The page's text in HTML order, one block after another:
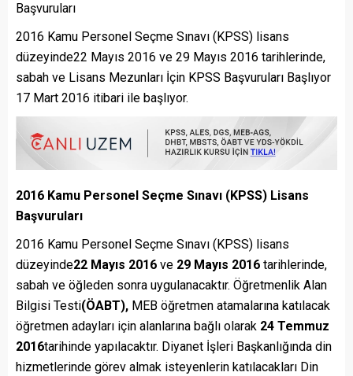
Başvuruları
2016 Kamu Personel Seçme Sınavı (KPSS) lisans
düzeyinde22 Mayıs 2016 ve 29 Mayıs 2016 tarihlerinde,
sabah ve Lisans Mezunları İçin KPSS Başvuruları Başlıyor
17 Mart 2016 itibari ile başlıyor.
2016 Kamu Personel Seçme Sınavı (KPSS) Lisans
Başvuruları
2016 Kamu Personel Seçme Sınavı (KPSS) lisans
düzeyinde22 Mayıs 2016 ve 29 Mayıs 2016 tarihlerinde,
sabah ve öğleden sonra uygulanacaktır. Öğretmenlik Alan
Bilgisi Testi(ÖABT), MEB öğretmen atamalarına katılacak
öğretmen adayları için alanlarına bağlı olarak 24 Temmuz
2016tarihinde yapılacaktır. Diyanet İşleri Başkanlığında din
hizmetlerinde görev almak isteyenlerin katılacakları Din